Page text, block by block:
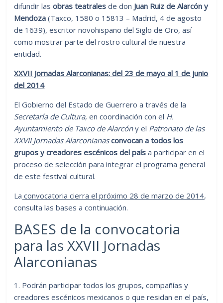
difundir lasobras teatrales de don Juan Ruiz de Alarcón y
Mendoza (Taxco, 1580 o 15813 – Madrid, 4 de agosto
de 1639), escritor novohispano del Siglo de Oro, así
como mostrar parte del rostro cultural de nuestra
entidad.
XXVII Jornadas Alarconianas: del 23 de mayo al 1 de junio
del 2014
El Gobierno del Estado de Guerrero a través de la
Secretaría de Cultura, en coordinación con el H.
Ayuntamiento de Taxco de Alarcóny el Patronato de las
XXVII Jornadas Alarconianas convocan a todos los
grupos y creadores escénicos del país a participar en el
proceso de selección para integrar el programa general
de este festival cultural.
La convocatoria cierra el próximo 28 de marzo de 2014,
consulta las bases a continuación.
BASES de la convocatoria
para las XXVII Jornadas
Alarconianas
1. Podrán participar todos los grupos, compañías y
creadores escénicos mexicanos o que residan en el país,